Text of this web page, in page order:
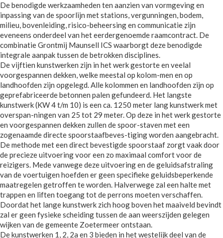
De benodigde werkzaamheden ten aanzien van vormgeving en
inpassing van de spoorlijn met stations, vergunningen, bodem,
milieu, bovenleiding, risico-beheersing en communicatie zijn
eveneens onderdeel van het eerdergenoemde raamcontract. De
combinatie Grontmij Maunsell ICS waarborgt deze benodigde
integrale aanpak tussen de betrokken disciplines.
De vijftien kunstwerken zijn in het werk gestorte en veelal
voorgespannen dekken, welke meestal op kolom-men en op
landhoofden zijn opgelegd. Alle kolommen en landhoofden zijn op
geprefabriceerde betonnen palen gefundeerd. Het langste
kunstwerk (KW 4 t/m 10) is een ca. 1250 meter lang kunstwerk met
overspan-ningen van 25 tot 29 meter. Op deze in het werk gestorte
en voorgespannen dekken zullen de spoor-staven met een
zogenaamde directe spoorstaafbeves-tiging worden aangebracht.
De methode met een direct bevestigde spoorstaaf zorgt vaak door
de precieze uitvoering voor een zo maximaal comfort voor de
reizigers. Mede vanwege deze uitvoering en de geluidsafstraling
van de voertuigen hoefden er geen specifieke geluidsbeperkende
maatregelen getroffen te worden. Halverwege zal een halte met
trappen en liften toegang tot de perrons moeten verschaffen.
Doordat het lange kunstwerk zich hoog boven het maaiveld bevindt
zal er geen fysieke scheiding tussen de aan weerszijden gelegen
wijken van de gemeente Zoetermeer ontstaan.
De kunstwerken 1, 2, 2a en 3 bieden in het westelijk deel van de